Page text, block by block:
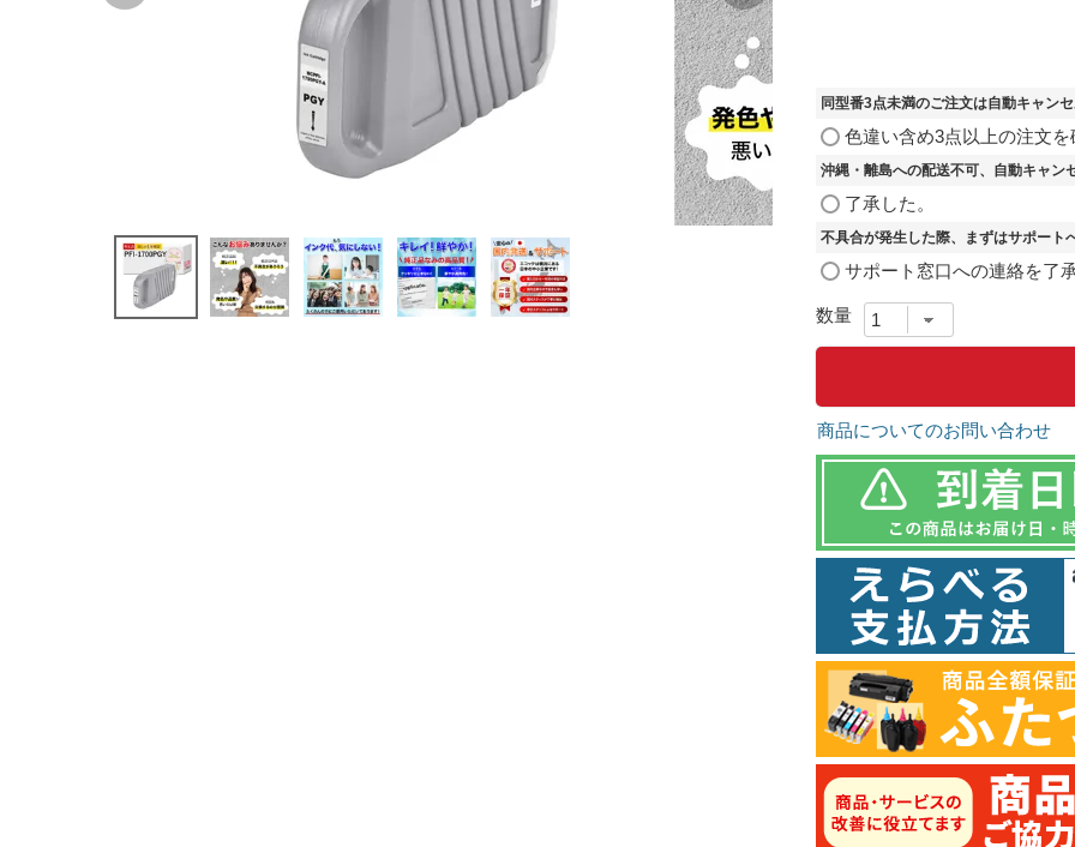
同型番3点未満のご注文は自動キャン
色違い含め3点以上の注文を
沖縄・離島への配送不可、自動キャン
了承した。
不具合が発生した際、まずはサポート
サポート窓口への連絡を了
商品についてのお問い合わせ